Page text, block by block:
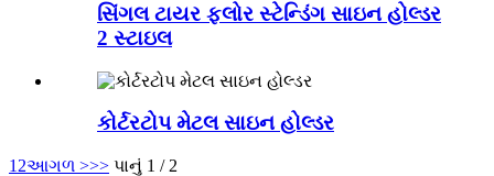
સિંગલ ટાયર ફ્લોર સ્ટેન્ડિંગ સાઇન હોલ્ડર
2 સ્ટાઇલ
કોર્ટરટોપ મેટલ સાઇન હોલ્ડર
1 2આગળ >>> પાનું 1 / 2